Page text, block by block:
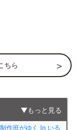
ちら
もっと見る